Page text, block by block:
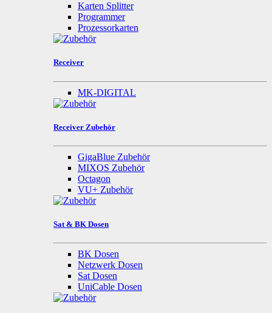
Karten Splitter
Programmer
Prozessorkarten
Receiver
MK-DIGITAL
Receiver Zubehör
GigaBlue Zubehör
MIXOS Zubehör
Octagon
VU+ Zubehör
Sat & BK Dosen
BK Dosen
Netzwerk Dosen
Sat Dosen
UniCable Dosen